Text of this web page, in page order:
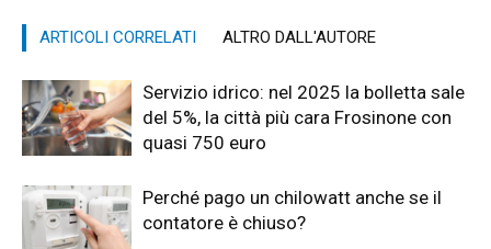
ARTICOLI CORRELATI ALTRO DALL'AUTORE
Servizio idrico: nel 2025 la bolletta sale
del 5%, la città più cara Frosinone con
quasi 750 euro
Perché pago un chilowatt anche se il
contatore è chiuso?